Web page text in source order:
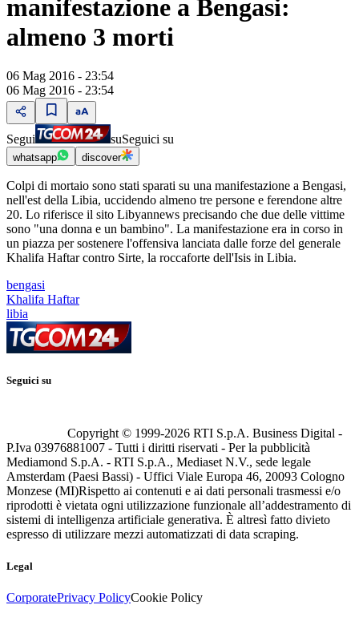
manifestazione a Bengasi:
almeno 3 morti
06 Mag 2016 - 23:54
06 Mag 2016 - 23:54
Segui suSeguici su
whatsapp discover
Colpi di mortaio sono stati sparati su una manifestazione a Bengasi,
nell'est della Libia, uccidendo almeno tre persone e ferendone altre
20. Lo riferisce il sito Libyannews precisando che due delle vittime
sono "una donna e un bambino". La manifestazione era in corso in
un piazza per sostenere l'offensiva lanciata dalle forze del generale
Khalifa Haftar contro Sirte, la roccaforte dell'Isis in Libia.
bengasi
Khalifa Haftar
libia
Seguici su
Copyright © 1999-2026 RTI S.p.A. Business Digital -
P.Iva 03976881007 - Tutti i diritti riservati - Per la pubblicità
Mediamond S.p.A. - RTI S.p.A., Mediaset N.V., sede legale
Amsterdam (Paesi Bassi) - Uffici Viale Europa 46, 20093 Cologno
Monzese (MI)Rispetto ai contenuti e ai dati personali trasmessi e/o
riprodotti è vietata ogni utilizzazione funzionale all’addestramento di
sistemi di intelligenza artificiale generativa. È altresì fatto divieto
espresso di utilizzare mezzi automatizzati di data scraping.
Legal
CorporatePrivacy PolicyCookie Policy